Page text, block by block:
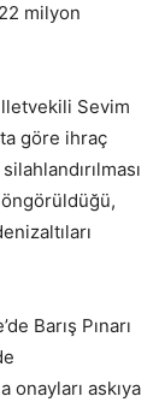
milyon
Sevim
göre ihraç
öngörüldüğü,
Barış Pınarı
onayları askıya